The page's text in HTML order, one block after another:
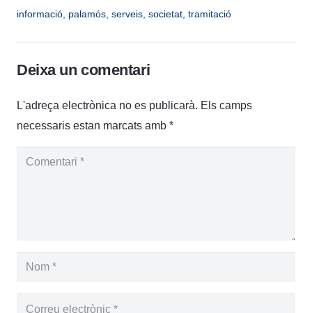
informació palamós serveis societat tramitació
Deixa un comentari
L'adreça electrònica no es publicarà. Els camps
necessaris estan marcats amb *